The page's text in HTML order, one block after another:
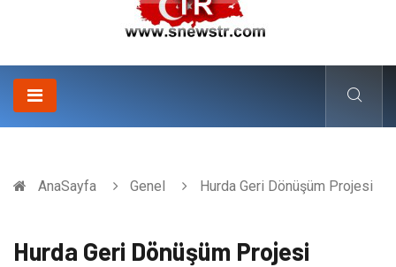
AnaSayfa Genel Hurda Geri Dönüşüm Projesi
Hurda Geri Dönüşüm Projesi